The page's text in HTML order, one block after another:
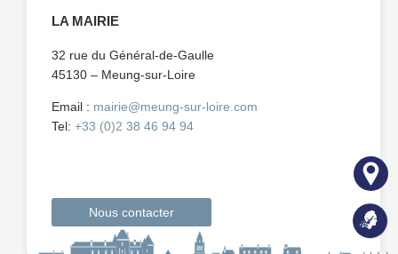
LA MAIRIE
32 rue du Général-de-Gaulle
45130 – Meung-sur-Loire
Email : mairie@meung-sur-loire.com
Tel: +33 (0)2 38 46 94 94
Nous contacter